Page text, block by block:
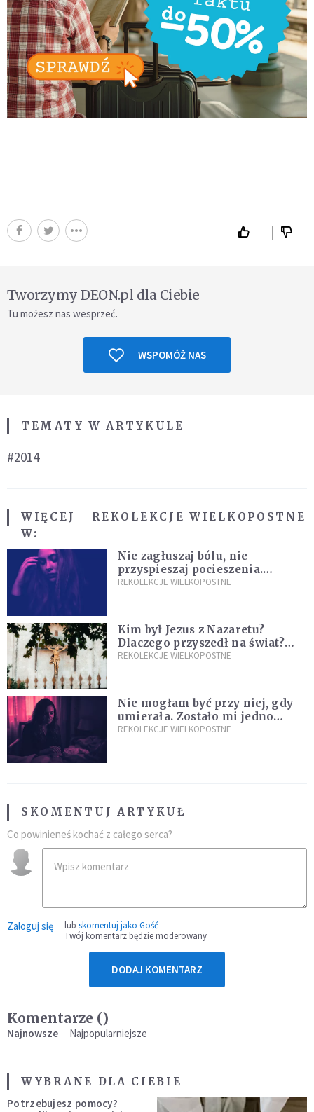
Tworzymy DEON.pl dla Ciebie
Tu możesz nas wesprzeć.
WSPOMÓŻ NAS
TEMATY W ARTYKULE
#2014
WIĘCEJ
W:
REKOLEKCJE WIELKOPOSTNE
Nie zagłuszaj bólu, nie
przyspieszaj pocieszenia.
Przyjmij ciszę zamiast rzucać się
REKOLEKCJE WIELKOPOSTNE
Kim był Jezus z Nazaretu?
Dlaczego przyszedł na świat?
I dlaczego umarł?
REKOLEKCJE WIELKOPOSTNE
Nie mogłam być przy niej, gdy
umierała. Zostało mi jedno
wspomnienie [Siedem Boleści]
REKOLEKCJE WIELKOPOSTNE
SKOMENTUJ ARTYKUŁ
Co powinieneś kochać z całego serca?
Zaloguj się lub skomentuj jako Gość
Twój komentarz będzie moderowany
DODAJ KOMENTARZ
Komentarze ()
Najnowsze Najpopularniejsze
WYBRANE DLA CIEBIE
Potrzebujesz pomocy?